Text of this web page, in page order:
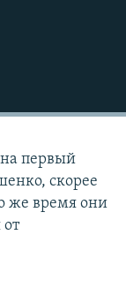
первый
скорее
же время они